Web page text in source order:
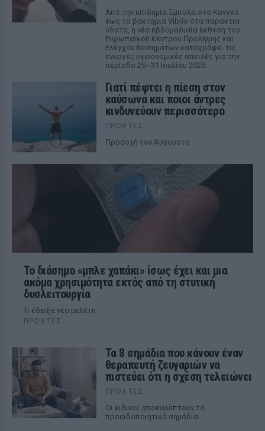
Από την επιδημία Έμπολα στο Κονγκό
έως τα βακτήρια Vibrio στα παράκτια
ύδατα, η νέα εβδομαδιαία έκθεση του
Ευρωπαϊκού Κέντρου Πρόληψης και
Ελέγχου Νοσημάτων καταγράφει τις
ενεργές υγειονομικές απειλές για την
περίοδο 25–31 Ιουλίου 2026.
Γιατί πέφτει η πίεση στον
καύσωνα και ποιοι άντρες
κινδυνεύουν περισσότερο
ΠΡΟΧΤΈΣ
Προσοχή τον Αύγουστο
Το διάσημο «μπλε χαπάκι» ίσως έχει και μια
ακόμα χρησιμότητα εκτός από τη στυτική
δυσλειτουργία
Τι έδειξε νέα μελέτη
ΠΡΟΧΤΈΣ
Τα 8 σημάδια που κάνουν έναν
θεραπευτή ζευγαριών να
πιστεύει ότι η σχέση τελειώνει
ΠΡΟΧΤΈΣ
Οι ειδικοί αποκαλύπτουν τα
προειδοποιητικά σημάδια